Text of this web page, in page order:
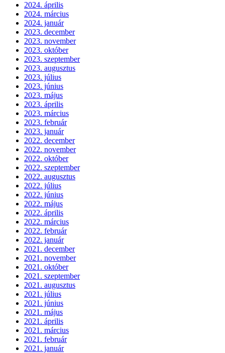
2024. április
2024. március
2024. január
2023. december
2023. november
2023. október
2023. szeptember
2023. augusztus
2023. július
2023. június
2023. május
2023. április
2023. március
2023. február
2023. január
2022. december
2022. november
2022. október
2022. szeptember
2022. augusztus
2022. július
2022. június
2022. május
2022. április
2022. március
2022. február
2022. január
2021. december
2021. november
2021. október
2021. szeptember
2021. augusztus
2021. július
2021. június
2021. május
2021. április
2021. március
2021. február
2021. január